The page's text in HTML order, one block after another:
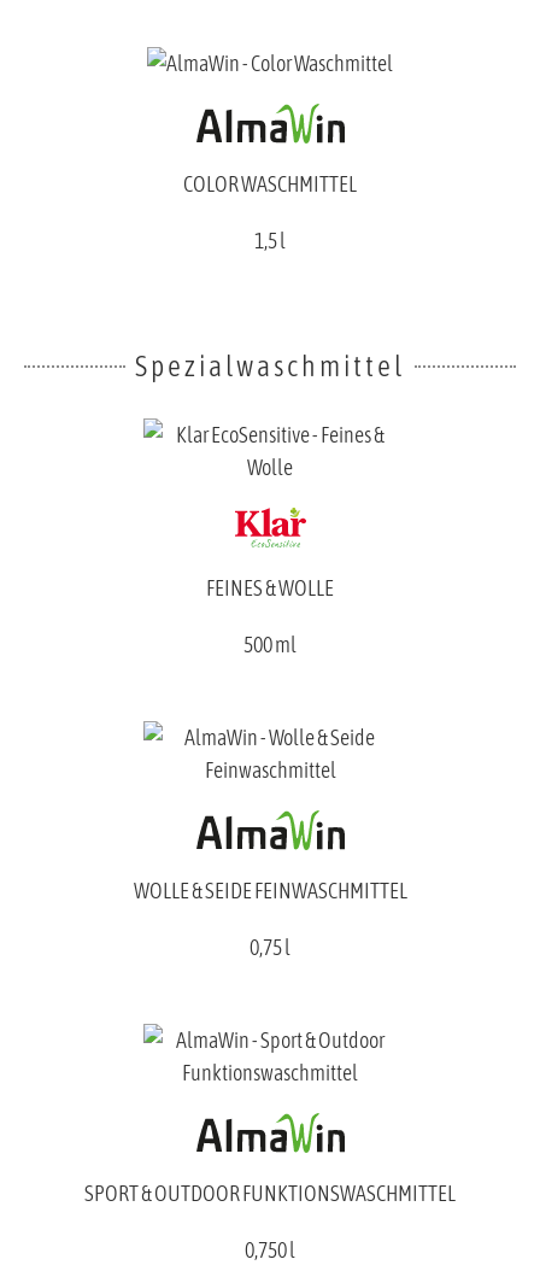
COLOR WASCHMITTEL
1,5 l
Spezialwaschmittel
FEINES & WOLLE
500 ml
WOLLE & SEIDE FEINWASCHMITTEL
0,75 l
SPORT & OUTDOOR FUNKTIONSWASCHMITTEL
0,750 l